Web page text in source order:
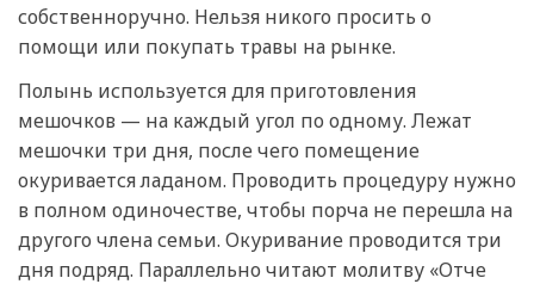
собственноручно. Нельзя никого просить о
помощи или покупать травы на рынке.
Полынь используется для приготовления
мешочков — на каждый угол по одному. Лежат
мешочки три дня, после чего помещение
окуривается ладаном. Проводить процедуру нужно
в полном одиночестве, чтобы порча не перешла на
другого члена семьи. Окуривание проводится три
дня подряд. Параллельно читают молитву «Отче